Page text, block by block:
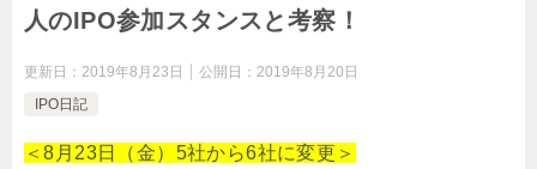
人のIPO参加スタンスと考察！
更新日： 2019年8月23日 公開日： 2019年8月20日
IPO日記
＜8月23日（金）5社から6社に変更＞